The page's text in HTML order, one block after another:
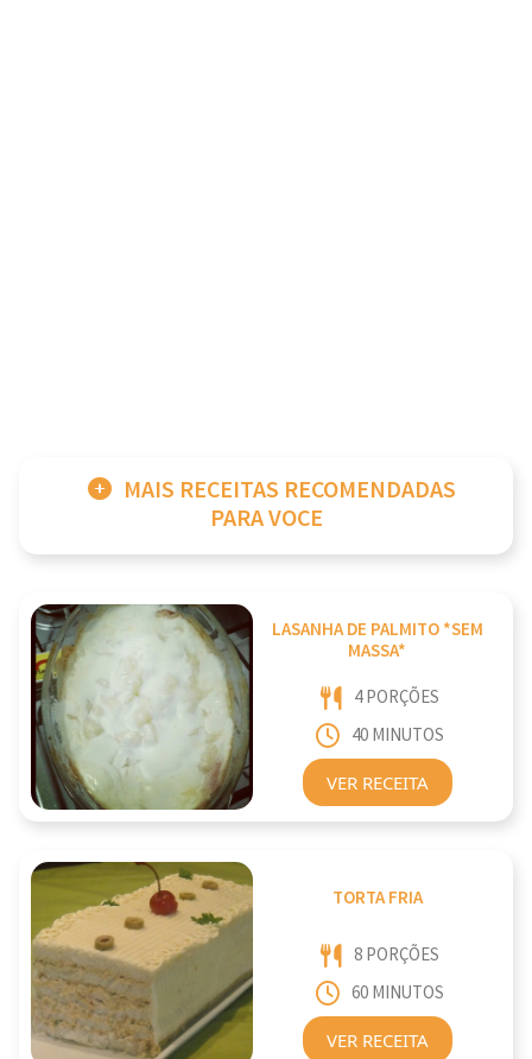
MAIS RECEITAS RECOMENDADAS
PARA VOCE
LASANHA DE PALMITO *SEM
MASSA*
4 PORÇÕES
40 MINUTOS
VER RECEITA
TORTA FRIA
8 PORÇÕES
60 MINUTOS
VER RECEITA